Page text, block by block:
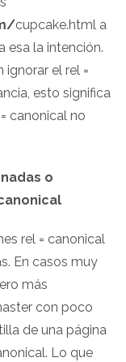
cupcake.html a
esa la intención.
el rel =
esto significa
canonical no
o
rel = canonical
En casos muy
más
con poco
de una página
Lo que